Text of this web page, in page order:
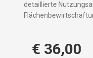
detaillierte
€ 36,00